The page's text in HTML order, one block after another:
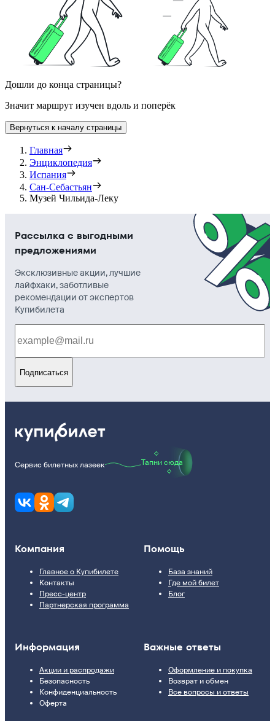
Дошли до конца страницы?
Значит маршрут изучен вдоль и поперёк
Вернуться к началу страницы
Главная
Энциклопедия
Испания
Сан-Себастьян
Музей Чильида-Леку
Рассылка с выгодными
предложениями
Эксклюзивные акции, лучшие
лайфхаки, заботливые
рекомендации от экспертов
Купибилета
Подписаться
Сервис билетных лазеек Тапни сюда
Компания
Главное о Купибилете
Контакты
Пресс-центр
Партнерская программа
Помощь
База знаний
Где мой билет
Блог
Информация
Акции и распродажи
Безопасность
Конфиденциальность
Оферта
Важные ответы
Оформление и покупка
Возврат и обмен
Все вопросы и ответы